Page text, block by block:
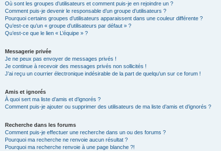
Où sont les groupes d’utilisateurs et comment puis-je en rejoindre un ?
Comment puis-je devenir le responsable d’un groupe d’utilisateurs ?
Pourquoi certains groupes d’utilisateurs apparaissent dans une couleur différente ?
Qu’est-ce qu’un « groupe d’utilisateurs par défaut » ?
Qu’est-ce que le lien « L’équipe » ?
Messagerie privée
Je ne peux pas envoyer de messages privés !
Je continue à recevoir des messages privés non sollicités !
J’ai reçu un courrier électronique indésirable de la part de quelqu’un sur ce forum !
Amis et ignorés
À quoi sert ma liste d’amis et d’ignorés ?
Comment puis-je ajouter ou supprimer des utilisateurs de ma liste d’amis et d’ignorés ?
Recherche dans les forums
Comment puis-je effectuer une recherche dans un ou des forums ?
Pourquoi ma recherche ne renvoie aucun résultat ?
Pourquoi ma recherche renvoie à une page blanche ?!